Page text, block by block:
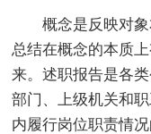
概念是反映对象
总结在概念的本质
来。述职报告是各
部门、上级机关和
内履行岗位职责情